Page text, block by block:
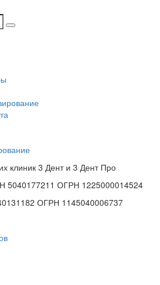
клиник 3 Дент и 3 Дент Про
ОГРН 1225000014524
ОГРН 1145040006737